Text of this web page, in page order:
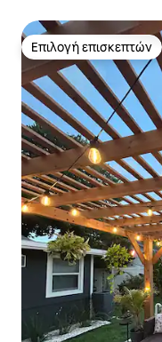
Επιλογή επισκεπτών
Επιλογή επισκεπτών